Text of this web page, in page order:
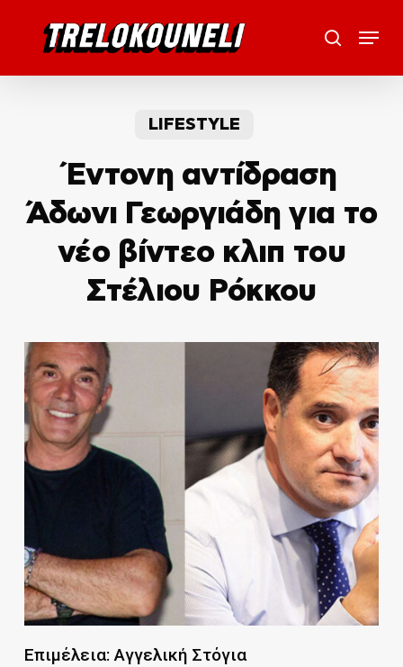
search
Menu
LIFESTYLE
Έντονη αντίδραση
Άδωνι Γεωργιάδη για το
νέο βίντεο κλιπ του
Στέλιου Ρόκκου
Επιμέλεια: Αγγελική Στόγια